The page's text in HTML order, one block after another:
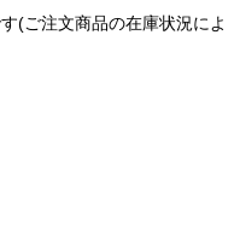
(ご注文商品の在庫状況によ